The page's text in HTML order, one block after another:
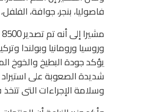
فاصوليا، بنجر، جوافة،
وروسيا ورومانيا وبولندا
يؤكد جودة البطيخ والخوخ
شديدة الصعوبة على استيراد
وسلامة الإجراءات التى